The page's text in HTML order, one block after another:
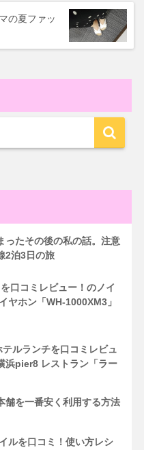
の夏ファッ
ったその後の私の話。注意
2泊3日の旅
口コミレビュー！のノイ
ヤホン「WH-1000XM3」
ルランチを口コミレビュ
浜pier8 レストラン「ラー
舗を一番安く利用する方法
ルを口コミ！使い方レシ